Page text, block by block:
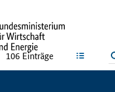
106 Einträge